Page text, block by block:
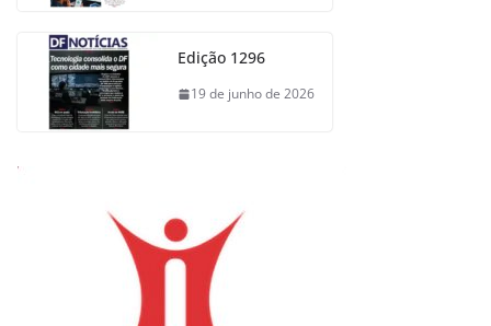
Edição 1296
19 de junho de 2026